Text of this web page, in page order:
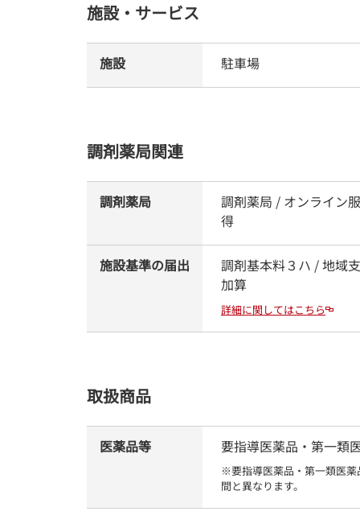
施設・サービス
施設 駐車場
調剤薬局関連
調剤薬局
調剤薬局 / オンライン
得
施設基準の届出
調剤基本料３ハ / 地域
加算
詳細に関してはこちら
取扱商品
医薬品等 要指導医薬品・第一類
※要指導医薬品・第一類医薬
間と異なります。